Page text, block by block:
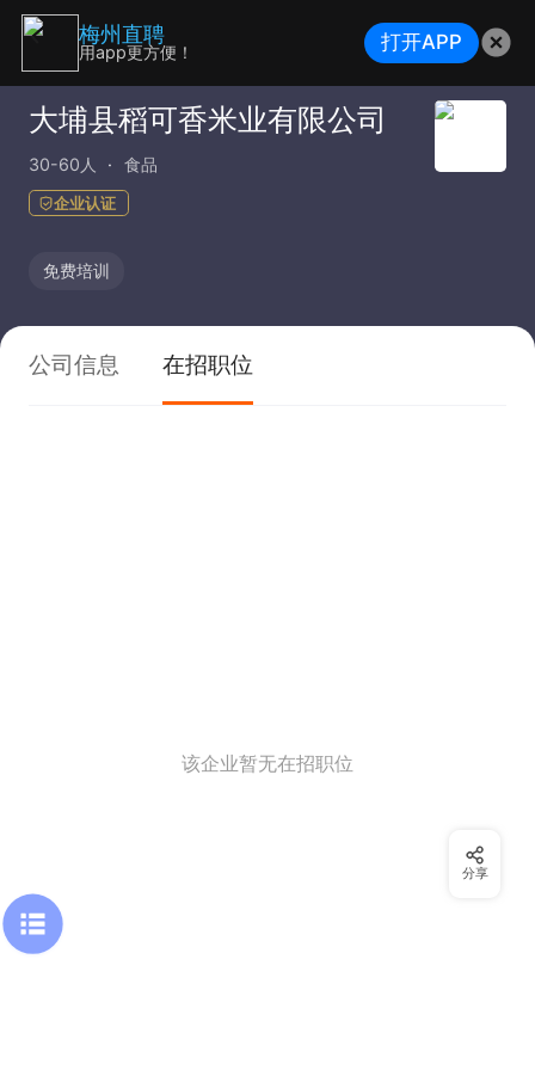
大埔县稻可香米业有限公司
30-60人 食品
企业认证
免费培训
公司信息 在招职位
该企业暂无在招职位
分享
梅州直聘
用app更方便！ 打开APP